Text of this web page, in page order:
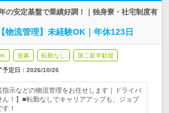
の安定基盤で業績好調！｜独身寮・社宅制度有
物流管理】未経験OK｜年休123日
急募 転勤なし 第二新卒歓迎
予定日： 2026/10/26
指示などの物流管理をお任せします｜ドライバ
ん！】■転勤なしでキャリアアップも、ジョブ
！